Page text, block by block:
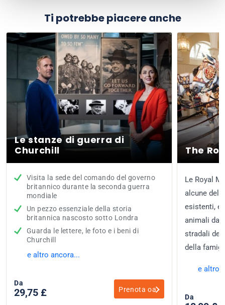
Ti potrebbe piacere anche
Le stanze di guerra di
Churchill
Visita la sede del comando del governo
britannico durante la seconda guerra
mondiale
Un pezzo essenziale della storia
britannica nascosto sotto Londra
Guarda le lettere, le foto e i beni di
Churchill
e altro ancora...
Da
29,75 £ Prenota oa
The
Le Royal
alcune
esistenti, e
animali da
stradali
della
e altro
Da